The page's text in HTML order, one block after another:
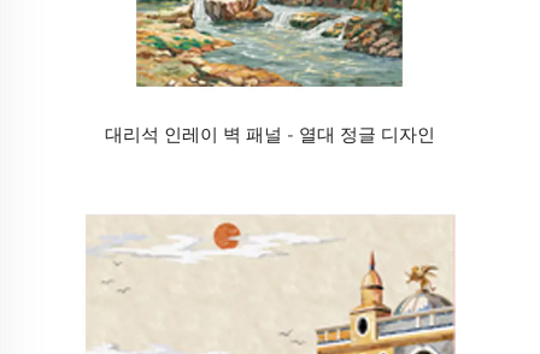
대리석 인레이 벽 패널 - 열대 정글 디자인